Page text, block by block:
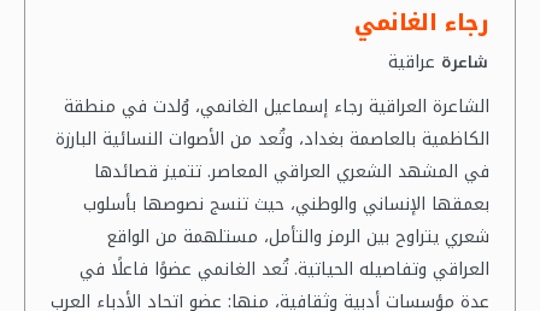
رجاء الغانمي
شاعرة عراقية
الشاعرة العراقية رجاء إسماعيل الغانمي، وُلدت في منطقة
الكاظمية بالعاصمة بغداد، وتُعد من الأصوات النسائية البارزة
في المشهد الشعري العراقي المعاصر. تتميز قصائدها
بعمقها الإنساني والوطني، حيث تنسج نصوصها بأسلوب
شعري يتراوح بين الرمز والتأمل، مستلهمة من الواقع
العراقي وتفاصيله الحياتية. تُعد الغانمي عضوًا فاعلًا في
عدة مؤسسات أدبية وثقافية، منها: عضو اتحاد الأدباء العرب